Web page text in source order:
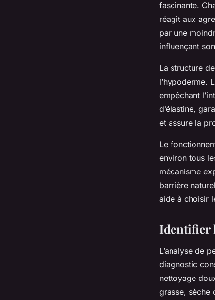
fascinante.
réagit aux
par une
influençant
La structure
l’hypoderme.
empêchant
d’élastine,
et assure la
Le
environ tous
mécanisme
barrière
aide à choisir
Identifier
L’analyse de
diagnostic
nettoyage
grasse, sèche